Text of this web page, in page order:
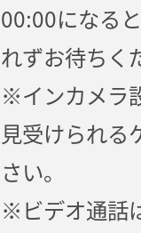
00:00になる
れずお待ちく
※インカメラ
見受けられる
さい。
※ビデオ通話